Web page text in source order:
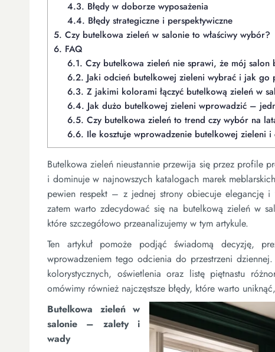
4.3. Błędy w doborze wyposażenia
4.4. Błędy strategiczne i perspektywiczne
5. Czy butelkowa zieleń w salonie to właściwy wybór?
6. FAQ
6.1. Czy butelkowa zieleń nie sprawi, że mój salon
6.2. Jaki odcień butelkowej zieleni wybrać i jak go
6.3. Z jakimi kolorami łączyć butelkową zieleń w
6.4. Jak dużo butelkowej zieleni wprowadzić –
6.5. Czy butelkowa zieleń to trend czy wybór na
6.6. Ile kosztuje wprowadzenie butelkowej zieleni
Butelkowa zieleń nieustannie przewija się przez profile
i dominuje w najnowszych katalogach marek
pewien respekt – z jednej strony obiecuje elegancję
zatem warto zdecydować się na butelkową zieleń w
które szczegółowo przeanalizujemy w tym artykule.
Ten artykuł pomoże podjąć świadomą decyzję,
wprowadzeniem tego odcienia do przestrzeni
kolorystycznych, oświetlenia oraz listę piętnastu
omówimy również najczęstsze błędy, które warto
Butelkowa zieleń w
salonie – zalety i
wady